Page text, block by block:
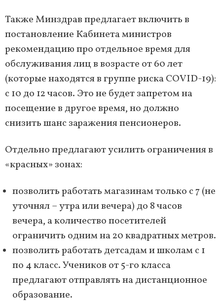
Также Минздрав предлагает включить в
постановление Кабинета министров
рекомендацию про отдельное время для
обслуживания лиц в возрасте от 60 лет
(которые находятся в группе риска COVID-19):
с 10 до 12 часов. Это не будет запретом на
посещение в другое время, но должно
снизить шанс заражения пенсионеров.
Отдельно предлагают усилить ограничения в
«красных» зонах:
позволить работать магазинам только с 7 (не
уточнял – утра или вечера) до 8 часов
вечера, а количество посетителей
ограничить одним на 20 квадратных метров.
позволить работать детсадам и школам с 1
по 4 класс. Учеников от 5-го класса
предлагают отправлять на дистанционное
образование.